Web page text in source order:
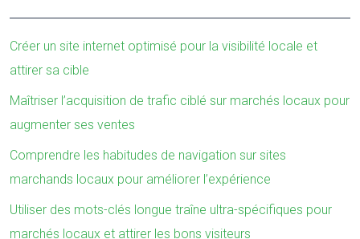
Créer un site internet optimisé pour la visibilité locale et
attirer sa cible
Maîtriser l’acquisition de trafic ciblé sur marchés locaux pour
augmenter ses ventes
Comprendre les habitudes de navigation sur sites
marchands locaux pour améliorer l’expérience
Utiliser des mots-clés longue traîne ultra-spécifiques pour
marchés locaux et attirer les bons visiteurs